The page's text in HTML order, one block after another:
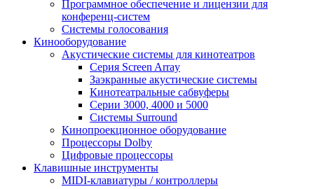
Программное обеспечение и лицензии для
конференц-систем
Системы голосования
Кинооборудование
Акустические системы для кинотеатров
Cерия Screen Array
Заэкранные акустические системы
Кинотеатральные сабвуферы
Серии 3000, 4000 и 5000
Системы Surround
Кинопроекционное оборудование
Процессоры Dolby
Цифровые процессоры
Клавишные инструменты
MIDI-клавиатуры / контроллеры